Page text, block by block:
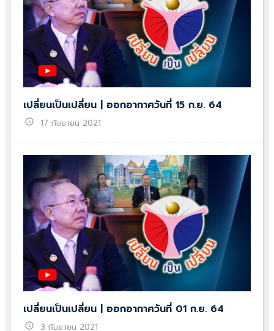
เปลี่ยนเป็นเปลี่ยน | ออกอากาศวันที่ 15 ก.ย. 64
schedule 17 กันยายน 2021
เปลี่ยนเป็นเปลี่ยน | ออกอากาศวันที่ 01 ก.ย. 64
schedule 3 กันยายน 2021